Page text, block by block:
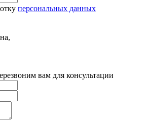
персональных данных
вам для консультации